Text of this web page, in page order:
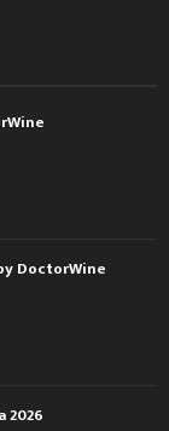
DoctorWine
2026